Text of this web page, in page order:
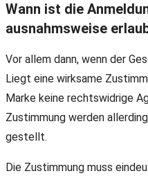
Wann ist die
ausnahmsweise
Vor allem dann, wenn der
Liegt eine wirksame
Marke keine rechtswidrige
Zustimmung werden
gestellt.
Die Zustimmung muss